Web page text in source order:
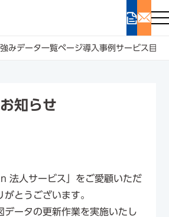
みデータ一覧ページ導入事例 サービス 目的
知らせ
法人サービス」をご愛顧いただ
とうございます。
データの更新作業を実施いたし